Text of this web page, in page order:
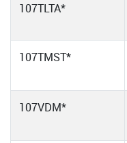
107TLTA*
107TMST*
107VDM*